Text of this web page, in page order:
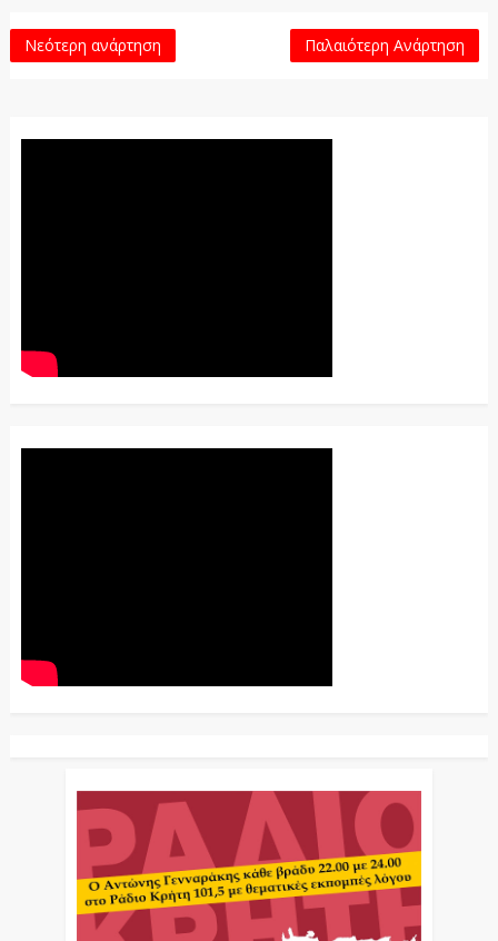
Νεότερη ανάρτηση Παλαιότερη Ανάρτηση